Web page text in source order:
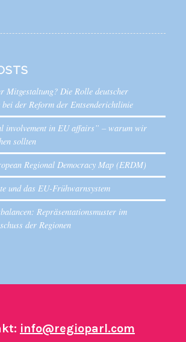
Mitgestaltung? Die Rolle deutscher
bei der Reform der Entsenderichtlinie
involvement in EU affairs” – warum wir
sollten
Regional Democracy Map (ERDM)
und das EU-Frühwarnsystem
Repräsentationsmuster im
der Regionen
info@regioparl.com